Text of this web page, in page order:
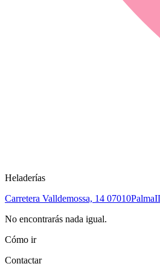
Heladerías
Carretera Valldemossa, 14 07010Palma
No encontrarás nada igual.
Cómo ir
Contactar